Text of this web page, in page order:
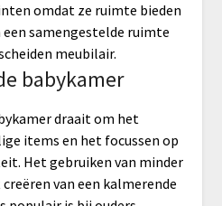
omdat ze ruimte bieden
samengestelde ruimte
meubilair.
babykamer
draait om het
items en het focussen op
Het gebruiken van minder
van een kalmerende